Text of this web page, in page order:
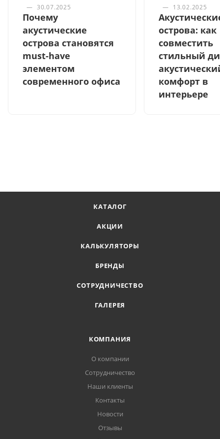
— 30.07.2025
Почему
акустические
острова становятся
must-have
элементом
современного офиса
— 13.02.2025
острова: как
совместить
стильный
комфорт в
интерьере
КАТАЛОГ
АКЦИИ
КАЛЬКУЛЯТОРЫ
БРЕНДЫ
СОТРУДНИЧЕСТВО
ГАЛЕРЕЯ
КОМПАНИЯ
О компании
Сотрудничество
Наши клиенты
Контакты
Новости
Отзывы